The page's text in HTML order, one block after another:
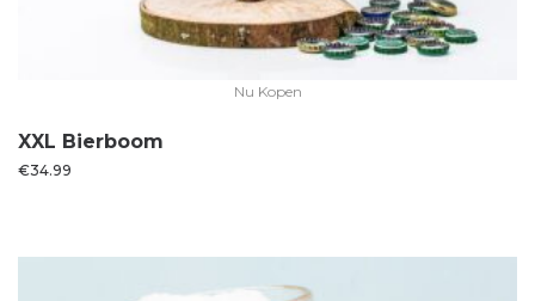
Nu Kopen
XXL Bierboom
€34.99